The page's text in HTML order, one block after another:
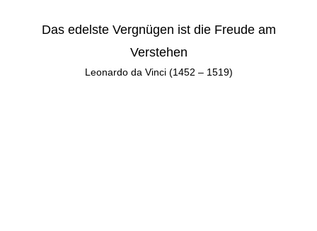
Das edelste Vergnügen ist die Freude am
Verstehen
Leonardo da Vinci (1452 – 1519)